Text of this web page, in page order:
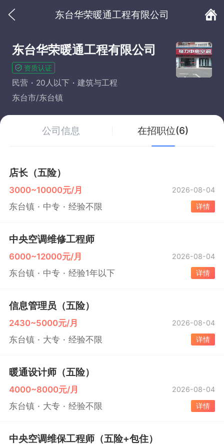
东台华荣暖通工程有限公司
东台华荣暖通工程有限公司
资质认证
民营 20人以下
建筑与工程
东台市/东台镇
公司信息 在招职位(6)
店长（五险）
3000~10000元/月 2026-08-04
东台镇 中专 经验不限 详情
中央空调维修工程师
6000~12000元/月 2026-08-04
东台镇 中专 经验1年以下 详情
信息管理员（五险）
2430~5000元/月 2026-08-04
东台镇 大专 经验不限 详情
暖通设计师（五险）
4000~8000元/月 2026-08-04
东台镇 大专 经验不限 详情
中央空调维保工程师（五险+包住）